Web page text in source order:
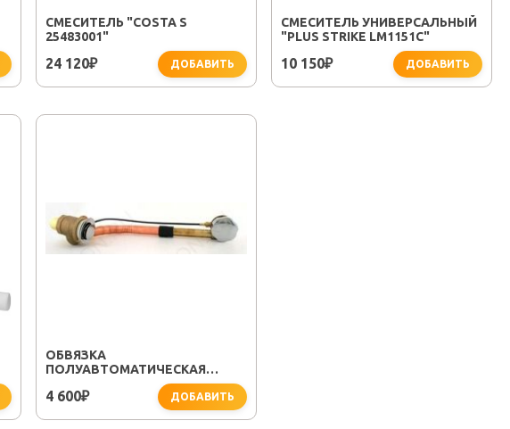
СМЕСИТЕЛЬ "COSTA S
25483001"
24 120₽ ДОБАВИТЬ
СМЕСИТЕЛЬ УНИВЕРСАЛЬНЫЙ
"PLUS STRIKE LM1151C"
10 150₽ ДОБАВИТЬ
ОБВЯЗКА
ПОЛУАВТОМАТИЧЕСКАЯ
(СЛИВ/ПЕРЕЛИВ) 8003 CHROME
4 600₽ ДОБАВИТЬ